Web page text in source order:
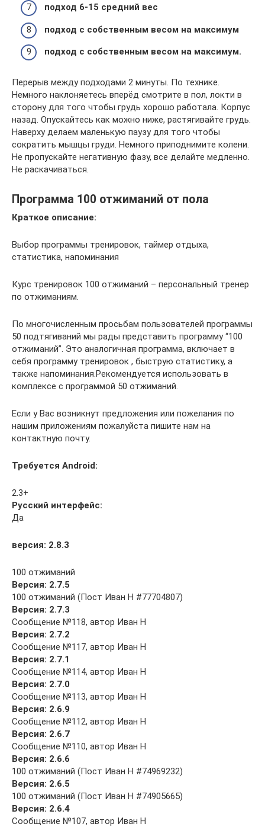
подход 6-15 средний вес
подход с собственным весом на максимум
подход с собственным весом на максимум.
Перерыв между подходами 2 минуты. По технике.
Немного наклоняетесь вперёд смотрите в пол, локти в
сторону для того чтобы грудь хорошо работала. Корпус
назад. Опускайтесь как можно ниже, растягивайте грудь.
Наверху делаем маленькую паузу для того чтобы
сократить мышцы груди. Немного приподнимите колени.
Не пропускайте негативную фазу, все делайте медленно.
Не раскачиваться.
Программа 100 отжиманий от пола
Краткое описание:
Выбор программы тренировок, таймер отдыха,
статистика, напоминания
Курс тренировок 100 отжиманий – персональный тренер
по отжиманиям.
По многочисленным просьбам пользователей программы
50 подтягиваний мы рады представить программу “100
отжиманий”. Это аналогичная программа, включает в
себя программу тренировок , быструю статистику, а
также напоминания.Рекомендуется использовать в
комплексе с программой 50 отжиманий.
Если у Вас возникнут предложения или пожелания по
нашим приложениям пожалуйста пишите нам на
контактную почту.
Требуется Android:
2.3+
Русский интерфейс:
Да
версия: 2.8.3
100 отжиманий
Версия: 2.7.5
100 отжиманий (Пост Иван Н #77704807)
Версия: 2.7.3
Сообщение №118, автор Иван Н
Версия: 2.7.2
Сообщение №117, автор Иван Н
Версия: 2.7.1
Сообщение №114, автор Иван Н
Версия: 2.7.0
Сообщение №113, автор Иван Н
Версия: 2.6.9
Сообщение №112, автор Иван Н
Версия: 2.6.7
Сообщение №110, автор Иван Н
Версия: 2.6.6
100 отжиманий (Пост Иван Н #74969232)
Версия: 2.6.5
100 отжиманий (Пост Иван Н #74905665)
Версия: 2.6.4
Сообщение №107, автор Иван Н